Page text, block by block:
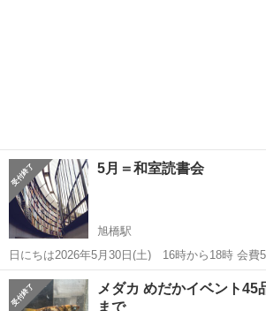
5月＝和室読書会
旭橋駅
日にちは2026年5月30日(土) 16時から18時 会
る5階特別会議室です。 今年13年目の読書会です
に関するいろんな情報に出会えるかもしれませ
お待...
沖縄 那覇市 旭橋駅 その他 読書会
メダカ めだかイベント45
まで